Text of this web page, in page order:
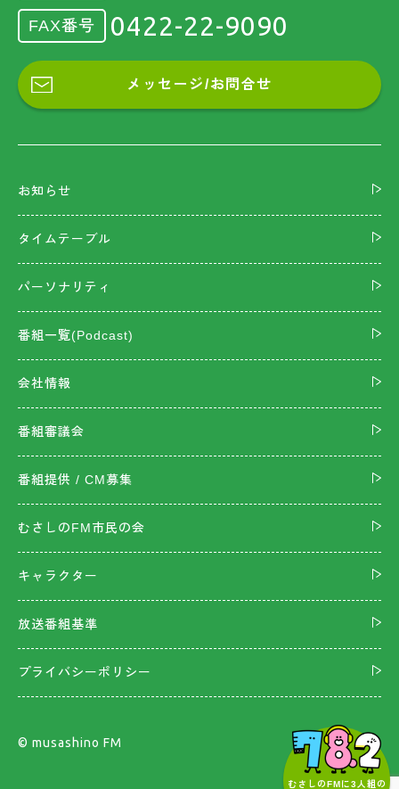
むさしのFMに3人組の
FAX番号 0422-22-9090
メッセージ/お問合せ
お知らせ
タイムテーブル
パーソナリティ
番組一覧(Podcast)
会社情報
番組審議会
番組提供 / CM募集
むさしのFM市民の会
キャラクター
放送番組基準
プライバシーポリシー
©︎ musashino FM